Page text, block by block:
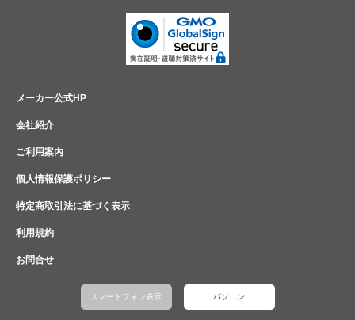
メーカー公式HP
会社紹介
ご利用案内
個人情報保護ポリシー
特定商取引法に基づく表示
利用規約
お問合せ
スマートフォン表示 パソコン